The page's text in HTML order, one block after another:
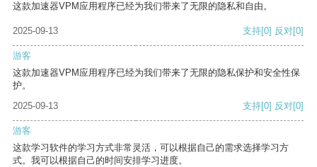
这款加速器VPM应用程序已经为我们带来了无限的隐私和自由。
2025-09-13 支持[0] 反对[0]
游客
这款加速器VPM应用程序已经为我们带来了无限的隐私保护和安全性保
护。
2025-09-13
支持[0] 反对[0]
游客
这款学习软件的学习方式非常灵活，可以根据自己的需求选择学习方
式。我可以根据自己的时间安排学习进度。